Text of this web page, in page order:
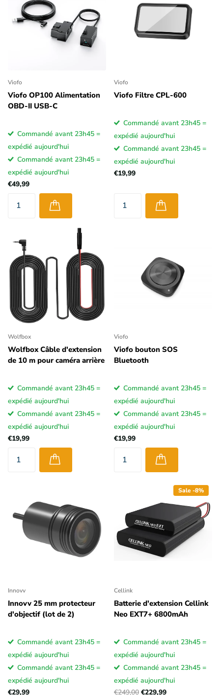
Viofo
Viofo OP100 Alimentation
OBD-II USB-C
Commandé avant 23h45 =
expédié aujourd'hui
Commandé avant 23h45 =
expédié aujourd'hui
€49,99
Viofo
Viofo Filtre CPL-600
Commandé avant 23h45 =
expédié aujourd'hui
Commandé avant 23h45 =
expédié aujourd'hui
€19,99
Wolfbox
Wolfbox Câble d'extension
de 10 m pour caméra arrière
Commandé avant 23h45 =
expédié aujourd'hui
Commandé avant 23h45 =
expédié aujourd'hui
€19,99
Viofo
Viofo bouton SOS
Bluetooth
Commandé avant 23h45 =
expédié aujourd'hui
Commandé avant 23h45 =
expédié aujourd'hui
€19,99
Innovv
Innovv 25 mm protecteur
d'objectif (lot de 2)
Commandé avant 23h45 =
expédié aujourd'hui
Commandé avant 23h45 =
expédié aujourd'hui
€29,99
Sale -8%
Cellink
Batterie d'extension Cellink
Neo EXT7+ 6800mAh
Commandé avant 23h45 =
expédié aujourd'hui
Commandé avant 23h45 =
expédié aujourd'hui
€249,00 €229,99